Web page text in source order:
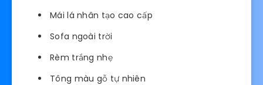
Mái lá nhân tạo cao cấp
Sofa ngoài trời
Rèm trắng nhẹ
Tông màu gỗ tự nhiên